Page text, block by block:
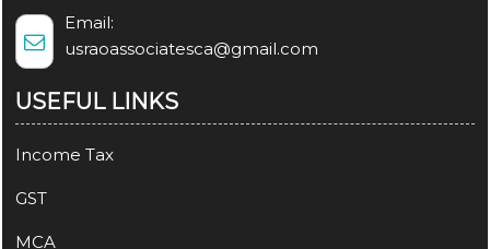
Email:
usraoassociatesca@gmail.com
USEFUL LINKS
Income Tax
GST
MCA